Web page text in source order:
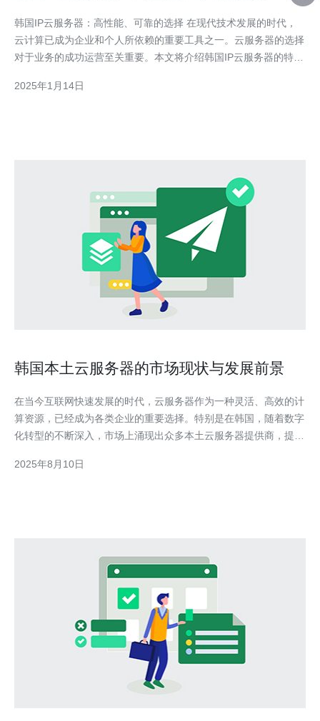
韩国IP云服务器：高性能、可靠的选择 在现代技术发展的时代，
云计算已成为企业和个人所依赖的重要工具之一。云服务器的选择
对于业务的成功运营至关重要。本文将介绍韩国IP云服务器的特
卓越的性能而闻名。首先，服务器提供商使用最新的硬件技术，包
2025年1月14日
韩国本土云服务器的市场现状与发展前景
在当今互联网快速发展的时代，云服务器作为一种灵活、高效的计
算资源，已经成为各类企业的重要选择。特别是在韩国，随着数字
化转型的不断深入，市场上涌现出众多本土云服务器提供商，提供
往希望找到最佳、最便宜的方案，以满足自身的需求。而本文将深
2025年8月10日